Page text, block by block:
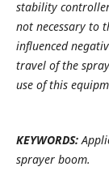
stability
not necessary to
influenced
travel of the
use of this
KEYWORDS:
sprayer boom.